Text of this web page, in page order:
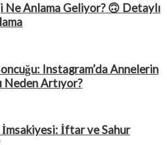
Ne Anlama Geliyor? 🙃 Detaylı
Instagram’da Annelerin
Neden Artıyor?
İmsakiyesi: İftar ve Sahur